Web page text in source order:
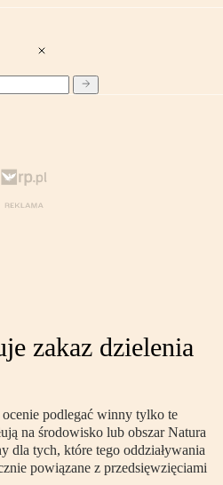
zakaz dzielenia
ocenie podlegać winny tylko te
na środowisko lub obszar Natura
dla tych, które tego oddziaływania
powiązane z przedsięwzięciami